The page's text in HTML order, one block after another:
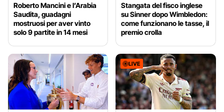
Roberto Mancini e l’Arabia
Saudita, guadagni
mostruosi per aver vinto
solo 9 partite in 14 mesi
Stangata del fisco inglese
su Sinner dopo Wimbledon:
come funzionano le tasse, il
premio crolla
LIVE